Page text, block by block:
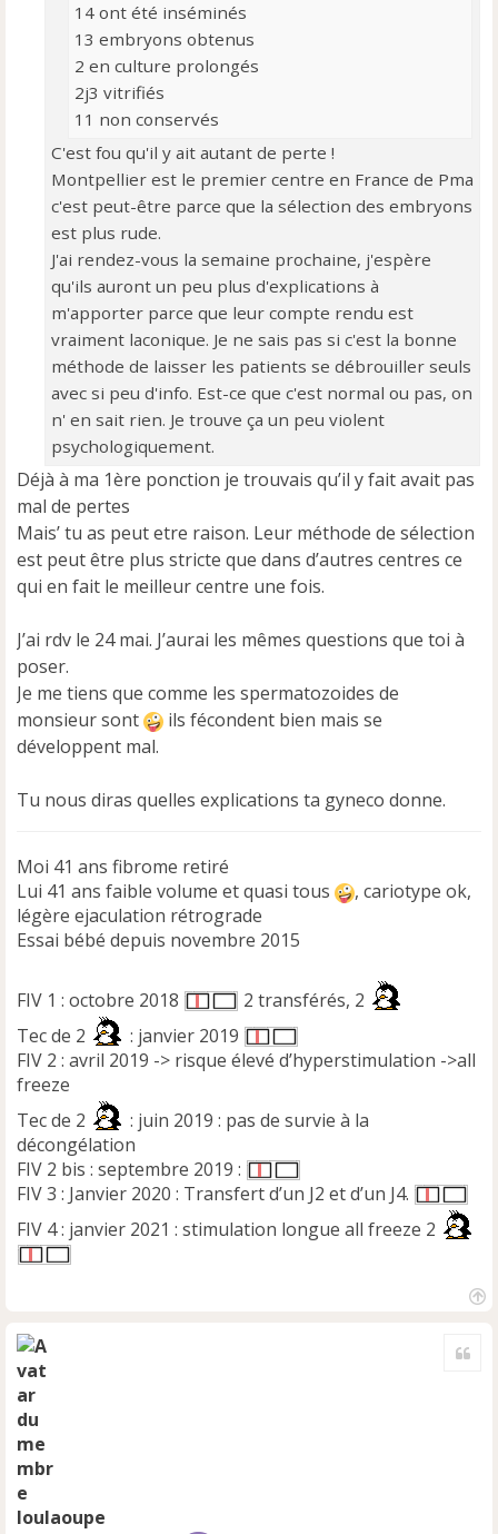
14 ont été inséminés
13 embryons obtenus
2 en culture prolongés
2j3 vitrifiés
11 non conservés
C'est fou qu'il y ait autant de perte !
Montpellier est le premier centre en France de Pma
c'est peut-être parce que la sélection des embryons
est plus rude.
J'ai rendez-vous la semaine prochaine, j'espère
qu'ils auront un peu plus d'explications à
m'apporter parce que leur compte rendu est
vraiment laconique. Je ne sais pas si c'est la bonne
méthode de laisser les patients se débrouiller seuls
avec si peu d'info. Est-ce que c'est normal ou pas, on
n' en sait rien. Je trouve ça un peu violent
psychologiquement.
Déjà à ma 1ère ponction je trouvais qu’il y fait avait pas
mal de pertes
Mais’ tu as peut etre raison. Leur méthode de sélection
est peut être plus stricte que dans d’autres centres ce
qui en fait le meilleur centre une fois.
J’ai rdv le 24 mai. J’aurai les mêmes questions que toi à
poser.
Je me tiens que comme les spermatozoides de
monsieur sont
ils fécondent bien mais se
développent mal.
Tu nous diras quelles explications ta gyneco donne.
Moi 41 ans fibrome retiré
Lui 41 ans faible volume et quasi tous
, cariotype ok,
légère ejaculation rétrograde
Essai bébé depuis novembre 2015
FIV 1 : octobre 2018
2 transférés, 2
Tec de 2
: janvier 2019
FIV 2 : avril 2019 -> risque élevé d’hyperstimulation ->all
freeze
Tec de 2
: juin 2019 : pas de survie à la
décongélation
FIV 2 bis : septembre 2019 :
FIV 3 : Janvier 2020 : Transfert d’un J2 et d’un J4.
FIV 4 : janvier 2021 : stimulation longue all freeze 2
loulaoupe